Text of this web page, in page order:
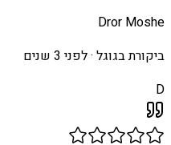
Dror Moshe
ביקורת בגוגל ·לפני 3 שנים
D